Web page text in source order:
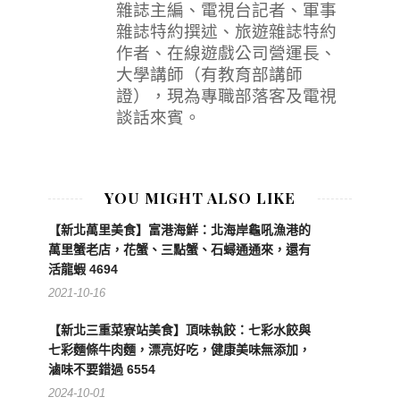
雜誌主編、電視台記者、軍事
雜誌特約撰述、旅遊雜誌特約
作者、在線遊戲公司營運長、
大學講師（有教育部講師
證），現為專職部落客及電視
談話來賓。
YOU MIGHT ALSO LIKE
【新北萬里美食】富港海鮮：北海岸龜吼漁港的
萬里蟹老店，花蟹、三點蟹、石蟳通通來，還有
活龍蝦 4694
2021-10-16
【新北三重菜寮站美食】頂味執餃：七彩水餃與
七彩麵條牛肉麵，漂亮好吃，健康美味無添加，
滷味不要錯過 6554
2024-10-01